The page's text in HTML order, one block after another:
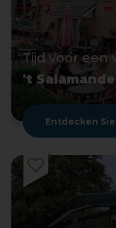
Tijd voor een
't
Entdecken Sie